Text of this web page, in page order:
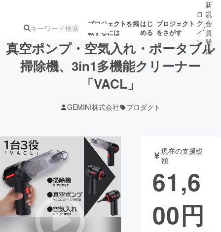
プロジェクトを掲
載するには
はじ
める
プロジェクト
をさがす
注目の新着プロ 募集終了が近いプ
テクノロジー・ガジェット
映像・映画 書籍・雑誌
ビジネス・起業 チャレンジ
ロ
グ
イ
ン
/
新
規
会
員
登
録
真空ポンプ・空気入れ・ポータブル
掃除機、3in1多機能クリーナー
「VACL」
GEMINI株式会社 プロダクト
現在の支援総
額
61,6
00円